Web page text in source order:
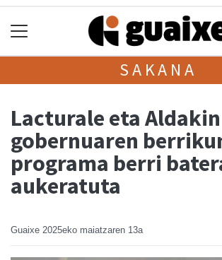
SAKANA
Lacturale eta Aldakin
gobernuaren
programa berri
aukeratuta
Guaixe 2025eko maiatzaren 13a